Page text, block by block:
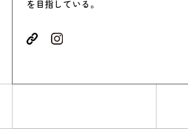
を目指している。